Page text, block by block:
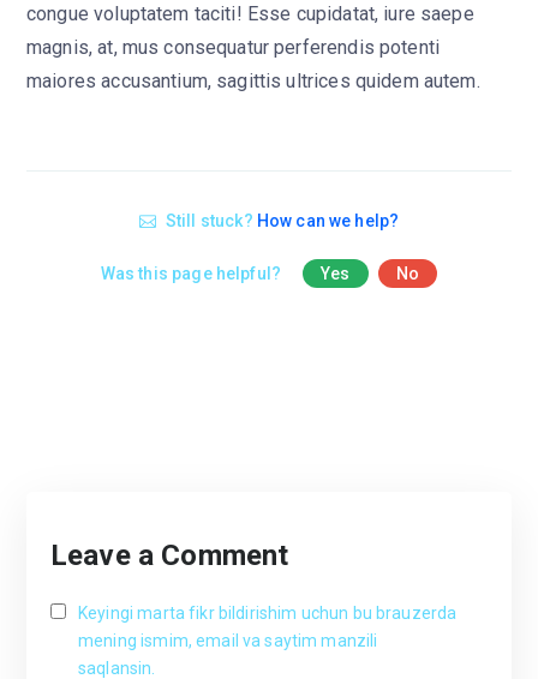
congue voluptatem taciti! Esse cupidatat, iure saepe
magnis, at, mus consequatur perferendis potenti
maiores accusantium, sagittis ultrices quidem autem.
Still stuck? How can we help?
Was this page helpful? Yes No
Leave a Comment
Keyingi marta fikr bildirishim uchun bu brauzerda
mening ismim, email va saytim manzili
saqlansin.